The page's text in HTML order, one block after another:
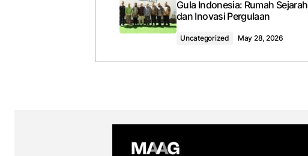
Gula Indonesia: Rumah Sejarah
dan Inovasi Pergulaan
Uncategorized May 28, 2026